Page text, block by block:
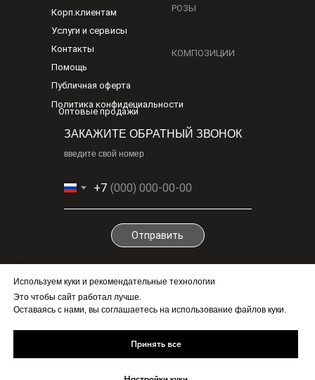
Используем куки и рекомендательные технологии
Это чтобы сайт работал лучше.
Оставаясь с нами, вы соглашаетесь на использование файлов куки.
Принять все
info@1-cv.ru
Корп.клиентам
Услуги и сервисы
Контакты
Помощь
Публичная оферта
Политика конфидециальности
РОЗЫ
КОМПОЗИЦИИ
ЗАКАЖИТЕ ОБРАТНЫЙ ЗВОНОК
введите свой номер
+7
Отправить
Оптовые продажи